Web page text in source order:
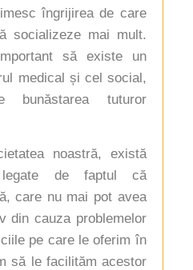
îngrijirea de care
socializeze mai mult.
să existe un
medical și cel social,
bunăstarea tuturor
noastră, există
legate de faptul că
care nu mai pot avea
din cauza problemelor
pe care le oferim în
să le facilităm acestor